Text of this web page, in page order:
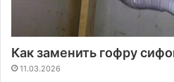
Как заменить гофру
11.03.2026